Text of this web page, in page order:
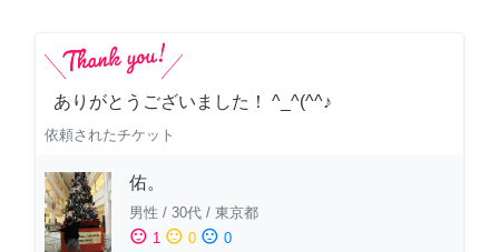
ありがとうございました！ ^_^(^^♪
依頼されたチケット
佑。
男性 / 30代 / 東京都
sentiment_satisfied 1 sentiment_neutral 0 sentiment_dissatisfied 0